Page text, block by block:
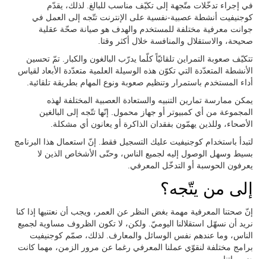
في إجراء تدخّلات متّجهة إلى تكيّف مناسب للبالغ. لذلك، يقدّم
كوجنيفيت أنشطة عصبية-نفسية على الإنترنت تتّجه إلى العمل في
جوانت معرفية مختلفة للمستخدم والهدف هو صيانة صحّة عقلية
صحيحة، والاستقلال والمنافسة خلال أكثر وقتا.
تتكيّف صعوبة التمراين تلقائيّاً كلّما يدرّب البالغون والكبار. تمّ تحسين
الأنشطة المتعدّدة التي تكوّن هذه الوسيلة العلمية متعدّدة الأبعاد لقياس
أداء المستخدم باستمرار وتنظيم صعوبة ونوع المهام بطريقة تلقائية.
يمكن ممارسة تمارين التنبيه والستعادة العصبية المختلفة لهذه
المجموعة من أي كمبيوتر أو جهاز محمول. إنّها تتّجه إلى البالغين
الأصحاء، وللذين يهمّون بفقدان الذاكرة أو يعانون أي مشكلة.
لتبدأ باستخدام كوجنيفيت عليك التسجيل فقط. إنّ استعمال هذا البرنامج
بسيط وسهل الوصول إليه لجميع الناس، وحتّى الأشخاص الذين لا
يعرفون الحوسبة أو التدخّل المعرفي.
إلى من يتّجه؟
إنّ صحتنا المعرفية مهمة بغض النظر عن العمر، ويجب أن نعتنيها إذا كنا
نريد أن نسهّل استقلالنا اليوميّ. ولكن، لا تكون الظروف مساوية لجميع
الناس، وما عندهم نفس الوسائل والمعارف. لذلك، صمّم كوجنيفيت
برامج مختلفة لنقوّي عملنا المعرفي رغما عن مرور الزمن، مهما كانت